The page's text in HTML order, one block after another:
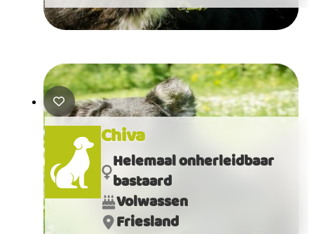
Chiva
Helemaal onherleidbaar
bastaard
Volwassen
Friesland